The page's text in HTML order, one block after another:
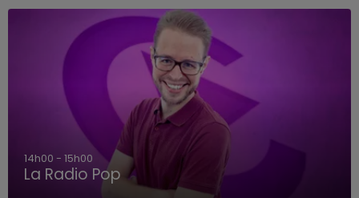
14h00 - 15h00
La Radio Pop